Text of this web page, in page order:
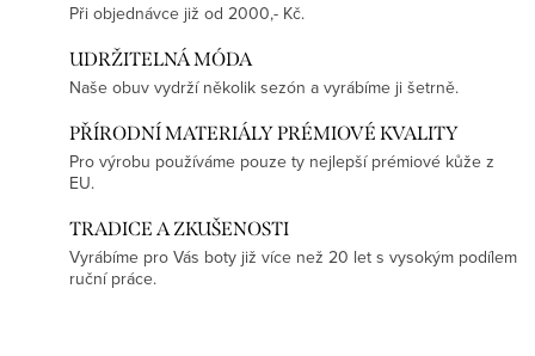
Při objednávce již od 2000,- Kč.
UDRŽITELNÁ MÓDA
Naše obuv vydrží několik sezón a vyrábíme ji šetrně.
PŘÍRODNÍ MATERIÁLY PRÉMIOVÉ KVALITY
Pro výrobu používáme pouze ty nejlepší prémiové kůže z
EU.
TRADICE A ZKUŠENOSTI
Vyrábíme pro Vás boty již více než 20 let s vysokým podílem
ruční práce.